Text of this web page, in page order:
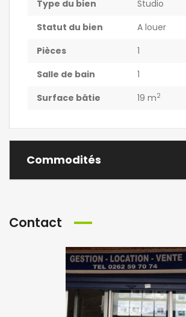
Type du bien
Studio
Statut du bien
A louer
Pièces
1
Salle de bain
1
Surface bâtie
19 m2
Commodités
Contact